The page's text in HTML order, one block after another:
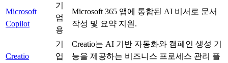
Microsoft
Copilot
기
업
용
Microsoft 365 앱에 통합된 AI 비서로 문서
작성 및 요약 지원.
Creatio
기
업
Creatio는 AI 기반 자동화와 캠페인 생성 기
능을 제공하는 비즈니스 프로세스 관리 플